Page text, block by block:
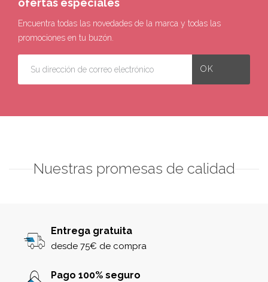
ofertas especiales
Encuentra todas las novedades de la marca y todas las
promociones en tu buzón.
Nuestras promesas de calidad
Entrega gratuita
desde 75€ de compra
Pago 100% seguro